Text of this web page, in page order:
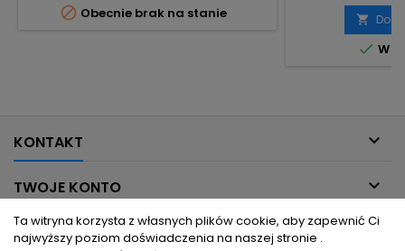
 Obecnie brak na stanie 
 W
KONTAKT 
TWOJE KONTO 
INFORMACJE DLA CIEBIE 
Ta witryna korzysta z własnych plików cookie, aby zapewnić Ci
najwyższy poziom doświadczenia na naszej stronie .